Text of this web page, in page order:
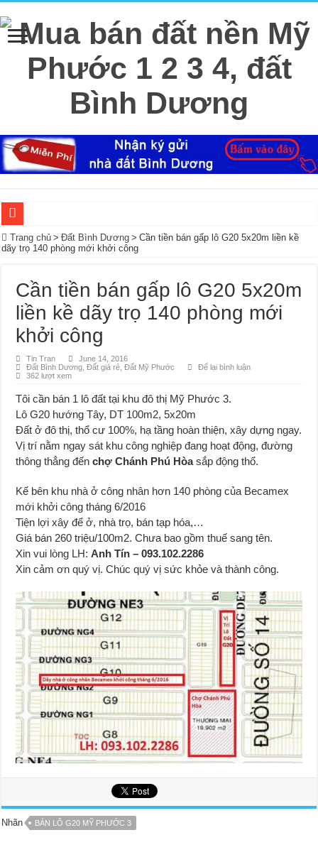
Ký Gửi Đất Bình Dương Miễn Phí giúp mua bán nhanh
Mua bán – nhận kí gửi đất Tân Định, Thới Hòa – Bến Cát, Bình Dương giá cao,
Nhà Ecolakes cho thuê, nhà hoàn thiện mới đẹp tại Mỹ Phước Bình Dương
Mua bán, nhận ký gửi nhà đất đường D4C Mỹ Phước 4, Thới Hòa, Bến Cát,
Nhận ký gửi đất Rạch Bắp Bình Dương
Đất Bình Dương giá rẻ khiến người mua bị sốc
Nhận ký gửi đất Green River City, Thới Hòa, Bến Cát, Bình Dương
Trang chủ > Đất Bình Dương > Cần tiền bán gấp lô G20 5x20m liền kề
dãy trọ 140 phòng mới khởi công
Cần tiền bán gấp lô G20 5x20m
liền kề dãy trọ 140 phòng mới
khởi công
Tin Tran
June 14, 2016
Đất Bình Dương ,Đất giá rẻ ,Đất Mỹ Phước
Để lại bình luận
362 lượt xem
Tôi cần bán 1 lô đất tại khu đô thị Mỹ Phước 3.
Lô G20 hướng Tây, DT 100m2, 5x20m
Đất ở đô thị, thổ cư 100%, hạ tầng hoàn thiện, xây dựng ngay.
Vị trí nằm ngay sát khu công nghiệp đang hoạt động, đường
thông thẳng đếnchợ Chánh Phú Hòasắp động thổ.
Kế bên khu nhà ở công nhân hơn 140 phòng của Becamex
mới khởi công tháng 6/2016
Tiện lợi xây để ở, nhà trọ, bán tạp hóa,…
Giá bán 260 triệu/100m2. Chưa bao gồm thuế sang tên.
Xin vui lòng LH:Anh Tín – 093.102.2286
Xin cảm ơn quý vị. Chúc quý vị sức khỏe và thành công.
Nhãn BÁN LÔ G20 MỸ PHƯỚC 3